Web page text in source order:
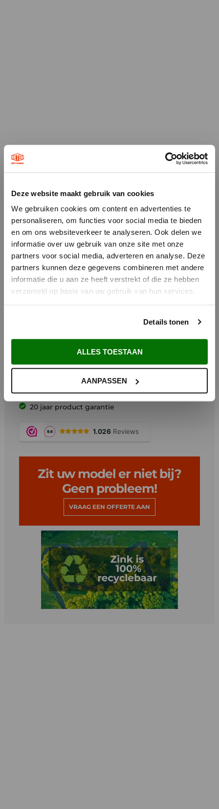
Deze website maakt gebruik van cookies
We gebruiken cookies om content en advertenties te
personaliseren, om functies voor social media te bieden
en om ons websiteverkeer te analyseren. Ook delen we
informatie over uw gebruik van onze site met onze
partners voor social media, adverteren en analyse. Deze
partners kunnen deze gegevens combineren met andere
informatie die u aan ze heeft verstrekt of die ze hebben
verzameld op basis van uw gebruik van hun services.
Details tonen
ALLES TOESTAAN
AANPASSEN
Waarom Metem Zetwerk?
Voor 12:00 uur besteld vandaag verzonden*
Afhalen in Maarsbergen
Maatwerk uit eigen zetterij
Deskundig advies
20 jaar product garantie
Zit uw model er niet bij?
Geen probleem!
VRAAG EEN OFFERTE AAN
i
Zondag Gesloten
Wij beschouwen de zondag als een rustdag